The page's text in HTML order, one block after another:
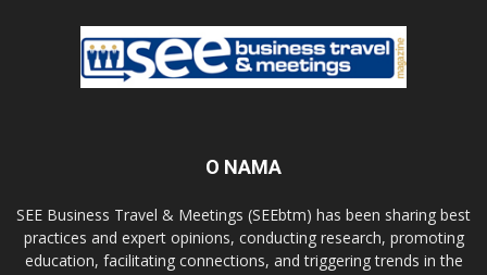
O NAMA
SEE Business Travel & Meetings (SEEbtm) has been sharing best
practices and expert opinions, conducting research, promoting
education, facilitating connections, and triggering trends in the